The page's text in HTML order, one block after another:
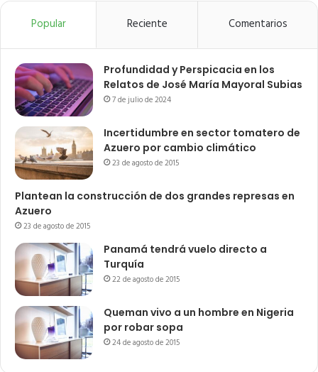
Popular Reciente Comentarios
Profundidad y Perspicacia en los
Relatos de José María Mayoral Subias
7 de julio de 2024
Incertidumbre en sector tomatero de
Azuero por cambio climático
23 de agosto de 2015
Plantean la construcción de dos grandes represas en
Azuero
23 de agosto de 2015
Panamá tendrá vuelo directo a
Turquía
22 de agosto de 2015
Queman vivo a un hombre en Nigeria
por robar sopa
24 de agosto de 2015